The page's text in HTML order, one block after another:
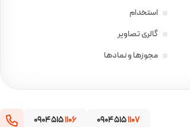
استخدام
گالری تصاویر
مجوزها و نمادها
0904 5151106 0904 5151107